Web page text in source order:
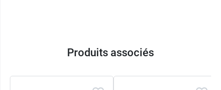
Produits associés